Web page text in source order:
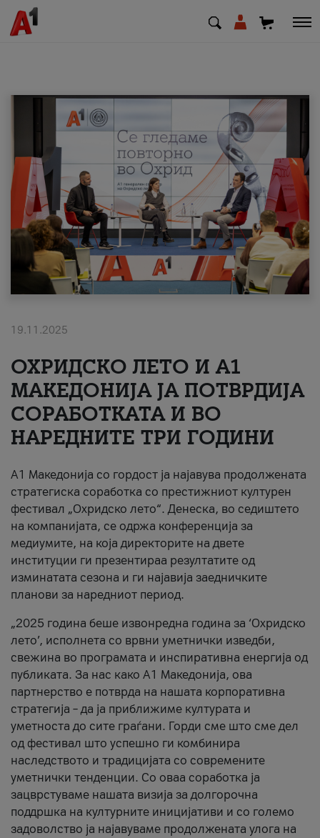
МК SQ
Приватни Деловни
Поддршка
Надополни кредит
#ПодобарОнлајн
19.11.2025
ОХРИДСКО ЛЕТО И A1
МАКЕДОНИЈА ЈА ПОТВРДИЈА
СОРАБОТКАТА И ВО
НАРЕДНИТЕ ТРИ ГОДИНИ
A1 Македонија со гордост ја најавува продолжената
стратегиска соработка со престижниот културен
фестивал „Охридско лето“. Денеска, во седиштето
на компанијата, се одржа конференција за
медиумите, на која директорите на двете
институции ги презентираа резултатите од
изминатата сезона и ги најавија заедничките
планови за наредниот период.
„2025 година беше извонредна година за ‘Охридско
лето’, исполнета со врвни уметнички изведби,
свежина во програмата и инспиративна енергија од
публиката. За нас како A1 Македонија, ова
партнерство е потврда на нашата корпоративна
стратегија – да ја приближиме културата и
уметноста до сите граѓани. Горди сме што сме дел
од фестивал што успешно ги комбинира
наследството и традицијата со современите
уметнички тенденции. Со оваа соработка ја
зацврстуваме нашата визија за долгорочна
поддршка на културните иницијативи и со големо
задоволство ја најавуваме продолжената улога на